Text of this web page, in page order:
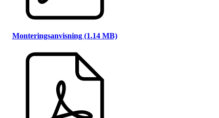
Monteringsanvisning (1.14 MB)